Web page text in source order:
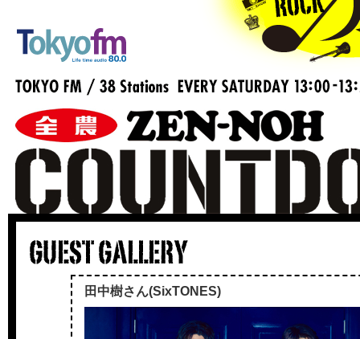
田中樹さん(SixTONES)